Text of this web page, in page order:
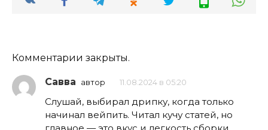
Комментарии закрыты.
Савва автор 11.08.2024 в 05:20
Слушай, выбирал дрипку, когда только
начинал вейпить. Читал кучу статей, но
главное — это вкус и легкость сборки.